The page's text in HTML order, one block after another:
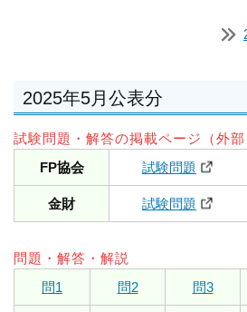
2025年5月公表分
試験問題・解答の掲載ページ（外部
FP協会
試験問題
金財 試験問題
問題・解答・解説
問1
問2 問3